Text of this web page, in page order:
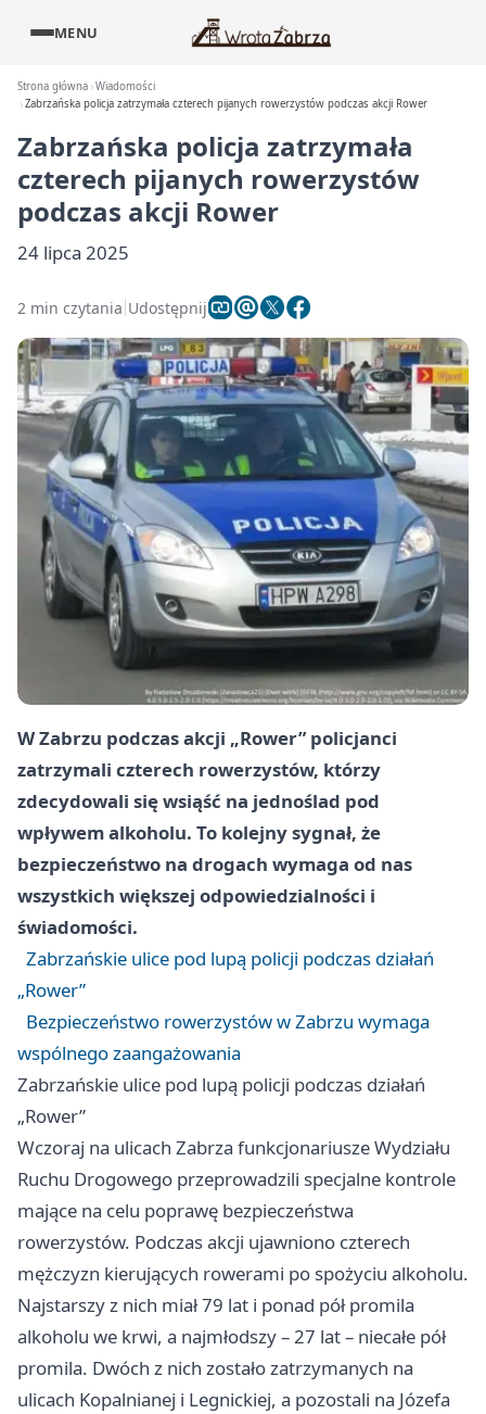
MENU
Strona główna Wiadomości
Zabrzańska policja zatrzymała czterech pijanych rowerzystów podczas akcji Rower
Zabrzańska policja zatrzymała
czterech pijanych rowerzystów
podczas akcji Rower
24 lipca 2025
2 min czytania Udostępnij
W Zabrzu podczas akcji „Rower” policjanci
zatrzymali czterech rowerzystów, którzy
zdecydowali się wsiąść na jednoślad pod
wpływem alkoholu. To kolejny sygnał, że
bezpieczeństwo na drogach wymaga od nas
wszystkich większej odpowiedzialności i
świadomości.
Zabrzańskie ulice pod lupą policji podczas działań
„Rower”
Bezpieczeństwo rowerzystów w Zabrzu wymaga
wspólnego zaangażowania
Zabrzańskie ulice pod lupą policji podczas działań
„Rower”
Wczoraj na ulicach Zabrza funkcjonariusze Wydziału
Ruchu Drogowego przeprowadzili specjalne kontrole
mające na celu poprawę bezpieczeństwa
rowerzystów. Podczas akcji ujawniono czterech
mężczyzn kierujących rowerami po spożyciu alkoholu.
Najstarszy z nich miał 79 lat i ponad pół promila
alkoholu we krwi, a najmłodszy – 27 lat – niecałe pół
promila. Dwóch z nich zostało zatrzymanych na
ulicach Kopalnianej i Legnickiej, a pozostali na Józefa